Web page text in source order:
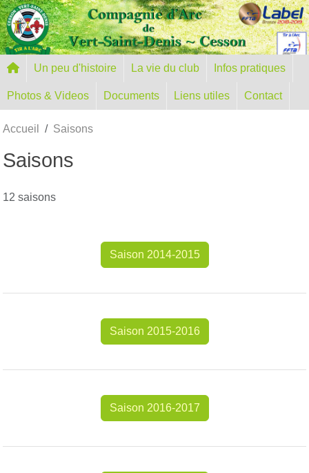
Un peu d'histoire La vie du club Infos pratiques
Photos & Videos Documents Liens utiles Contact
Accueil Saisons
Saisons
12 saisons
Saison 2014-2015
Saison 2015-2016
Saison 2016-2017
Panneau de gestion des cookies